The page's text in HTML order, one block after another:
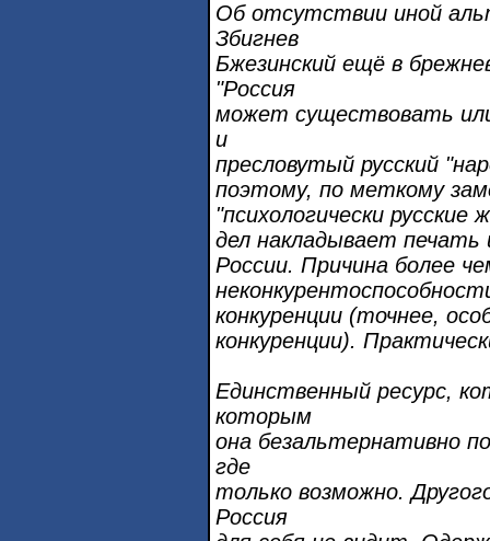
Об отсутствии иной
Збигнев
Бжезинский ещё в
"Россия
может существовать
и
пресловутый русский
поэтому, по меткому
"психологически
дел накладывает печать
России. Причина более
конкуренции (точнее,
конкуренции).
Единственный ресурс,
которым
она безальтернативно
где
только возможно.
Россия